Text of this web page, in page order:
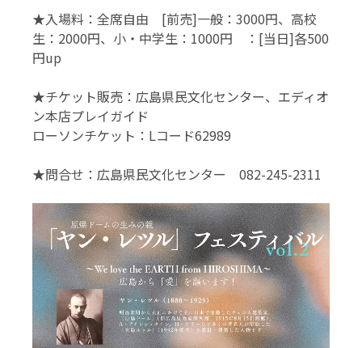
★入場料：全席自由 [前売]一般：3000円、高校
生：2000円、小・中学生：1000円 ：[当日]各500
円up
★チケット販売：広島県民文化センター、エディオ
ン本店プレイガイド
ローソンチケット：Lコード62989
★問合せ：広島県民文化センター 082-245-2311